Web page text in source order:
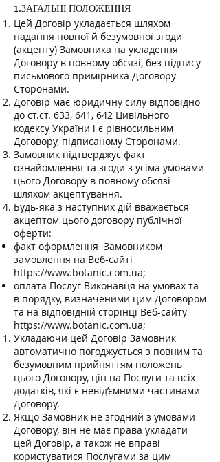
1.ЗАГАЛЬНІ ПОЛОЖЕННЯ
Цей Договір укладається шляхом
надання повної й безумовної згоди
(акцепту) Замовника на укладення
Договору в повному обсязі, без підпису
письмового примірника Договору
Сторонами.
Договір має юридичну силу відповідно
до ст.ст. 633, 641, 642 Цивільного
кодексу України і є рівносильним
Договору, підписаному Сторонами.
Замовник підтверджує факт
ознайомлення та згоди з усіма умовами
цього Договору в повному обсязі
шляхом акцептування.
Будь-яка з наступних дій вважається
акцептом цього договору публічної
оферти:
факт оформлення Замовником
замовлення на Веб-сайті
https://www.botanic.com.ua;
оплата Послуг Виконавця на умовах та
в порядку, визначеними цим Договором
та на відповідній сторінці Веб-сайту
https://www.botanic.com.ua;
Укладаючи цей Договір Замовник
автоматично погоджується з повним та
безумовним прийняттям положень
цього Договору, цін на Послуги та всіх
додатків, які є невід’ємними частинами
Договору.
Якщо Замовник не згодний з умовами
Договору, він не має права укладати
цей Договір, а також не вправі
користуватися Послугами за цим